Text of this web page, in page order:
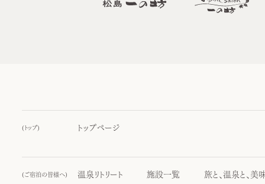
(トップ) トップページ
(ご宿泊の皆様へ) 温泉リトリート 施設一覧 旅と、温泉と、美